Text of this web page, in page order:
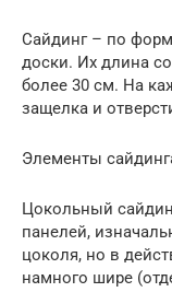
Сайдинг – по
доски. Их длина
более 30 см. На
защелка и
Элементы
Цокольный
панелей,
цоколя, но в
намного шире